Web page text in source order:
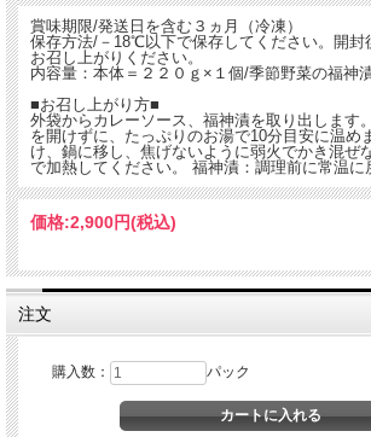
賞味期限/発送日を含む３ヵ月（冷凍）
保存方法/－18℃以下で保存してください。開封
お召し上がりください。
内容量：本体＝２２０ｇ×１個/季節野菜の福神
■お召し上がり方■
外袋からカレーソース、福神漬を取り出します
を開けずに、たっぷりのお湯で10分目安に温め
け、鍋に移し、焦げないように弱火でかき混ぜ
で加熱してください。 福神漬：調理前に常温に
価格:2,900円(税込)
注文
購入数： パック